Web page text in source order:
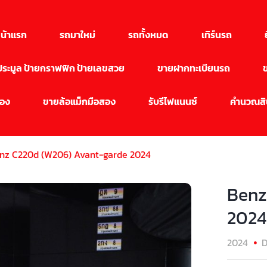
าแรก รถมาใหม่ รถทั้งหมด เทิร์นรถ
ะมูล ป้ายกราฟฟิก ป้ายเลขสวย ขายฝากทะเบียนรถ
ง ขายล้อแม็กมือสอง รับรีไฟแนนซ์ คำนวณสิ
C220d (W206) Avant-garde 2024
2024
2024